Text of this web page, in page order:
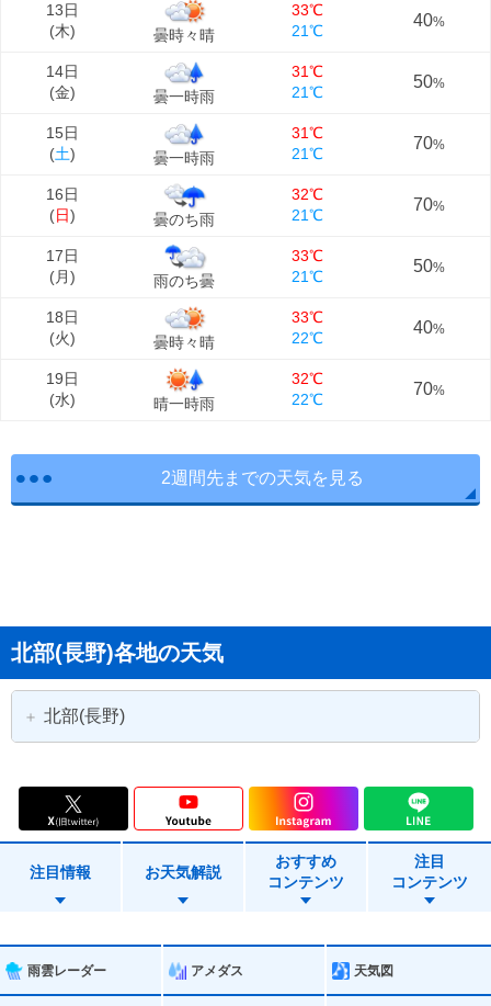
13日
(木) 曇時々晴
33℃
21℃
40%
14日
(金) 曇一時雨
31℃
21℃
50%
15日
(土) 曇一時雨
31℃
21℃
70%
16日
(日) 曇のち雨
32℃
21℃
70%
17日
(月) 雨のち曇
33℃
21℃
50%
18日
(火) 曇時々晴
33℃
22℃
40%
19日
(水) 晴一時雨
32℃
22℃
70%
2週間先までの天気を見る
北部(長野)各地の天気
北部(長野)
中野市 大町市
飯山市 千曲市
白馬村
注目情報 お天気解説
おすすめ
コンテンツ
注目
コンテンツ
雨雲レーダー アメダス 天気図